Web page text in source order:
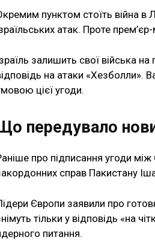
пунктом стоїть війна в
атак. Проте
залишить свої війська
на атаки «Хезболли».
цієї угоди.
передувало
про підписання угоди
справ Пакистану
Європи заявили про
тільки у відповідь «на
питання.